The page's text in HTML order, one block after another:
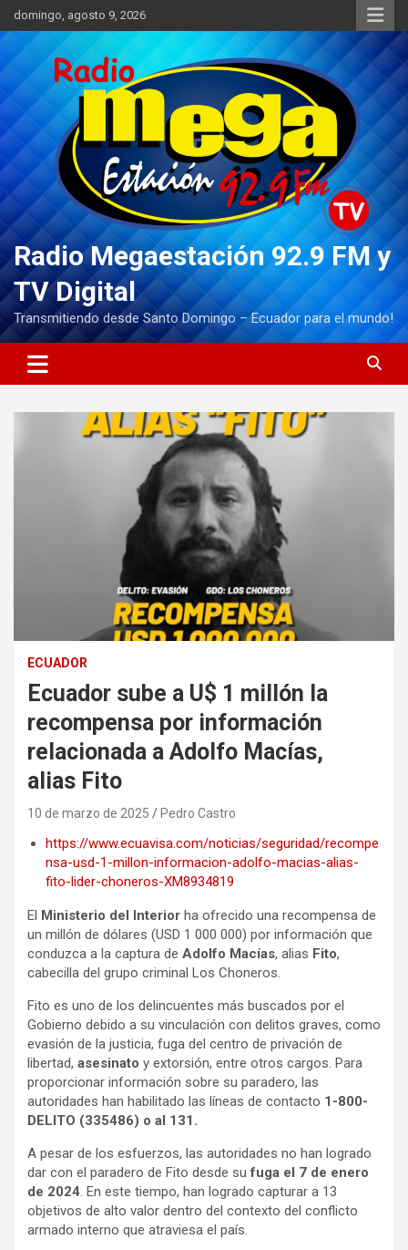
Saltar
al
contenido
domingo, agosto 9, 2026
Radio Megaestación 92.9 FM y
TV Digital
Transmitiendo desde Santo Domingo – Ecuador para el mundo!
ECUADOR
Ecuador sube a U$ 1 millón la
recompensa por información
relacionada a Adolfo Macías,
alias Fito
10 de marzo de 2025 Pedro Castro
https://www.ecuavisa.com/noticias/seguridad/recompe
nsa-usd-1-millon-informacion-adolfo-macias-alias-
fito-lider-choneros-XM8934819
El Ministerio del Interior ha ofrecido una recompensa de
un millón de dólares (USD 1 000 000) por información que
conduzca a la captura de Adolfo Macías, alias Fito,
cabecilla del grupo criminal Los Choneros.
Fito es uno de los delincuentes más buscados por el
Gobierno debido a su vinculación con delitos graves, como
evasión de la justicia, fuga del centro de privación de
libertad, asesinato y extorsión, entre otros cargos. Para
proporcionar información sobre su paradero, las
autoridades han habilitado las líneas de contacto 1-800-
DELITO (335486) o al 131.
A pesar de los esfuerzos, las autoridades no han logrado
dar con el paradero de Fito desde sufuga el 7 de enero
de 2024. En este tiempo, han logrado capturar a 13
objetivos de alto valor dentro del contexto del conflicto
armado interno que atraviesa el país.